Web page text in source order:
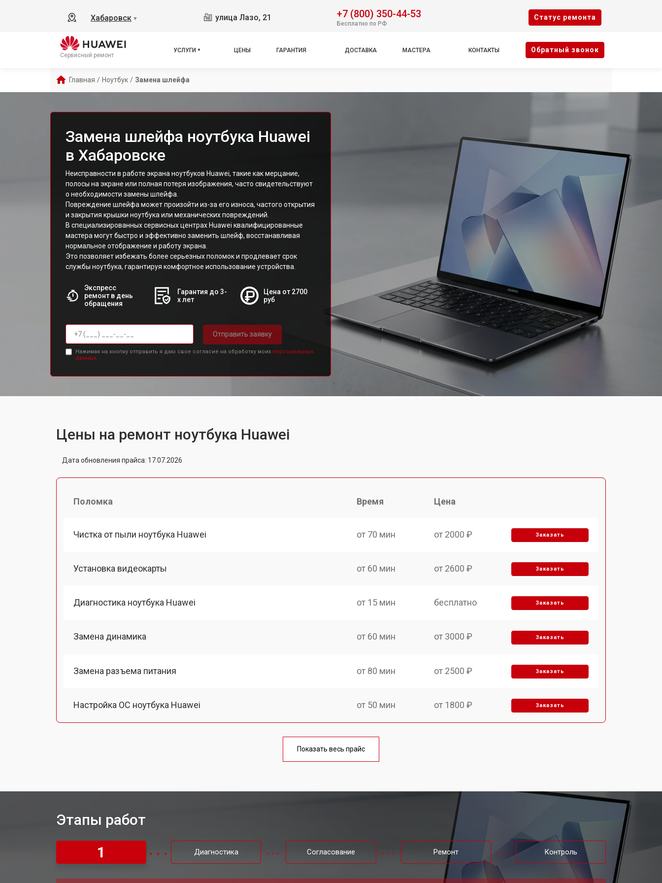
Хабаровск ▼ улица Лазо, 21 +7 (800) 350-44-53
Бесплатно по РФ
Cтатус ремонта
Сервисный ремонт
УСЛУГИ ЦЕНЫ ГАРАНТИЯ ДОСТАВКА МАСТЕРА КОНТАКТЫ Oбратный звонок
Главная / Ноутбук / Замена шлейфа
Замена шлейфа ноутбука Huawei
в Хабаровске
Неисправности в работе экрана ноутбуков Huawei, такие как мерцание,
полосы на экране или полная потеря изображения, часто свидетельствуют
о необходимости замены шлейфа.
Повреждение шлейфа может произойти из-за его износа, частого открытия
и закрытия крышки ноутбука или механических повреждений.
В специализированных сервисных центрах Huawei квалифицированные
мастера могут быстро и эффективно заменить шлейф, восстанавливая
нормальное отображение и работу экрана.
Это позволяет избежать более серьезных поломок и продлевает срок
службы ноутбука, гарантируя комфортное использование устройства.
Экспресс
ремонт в день
обращения
Гарантия до 3-
х лет
Цена от 2700
руб
Отправить заявку
Нажимая на кнопку отправить я даю свое согласие на обработку моих персональных
данных.
Цены на ремонт ноутбука Huawei
Дата обновления прайса: 17.07.2026
Поломка Время Цена
Чистка от пыли ноутбука Huawei от 70 мин от 2000 ₽ Заказать
Установка видеокарты от 60 мин от 2600 ₽ Заказать
Диагностика ноутбука Huawei от 15 мин бесплатно Заказать
Замена динамика от 60 мин от 3000 ₽ Заказать
Замена разъема питания от 80 мин от 2500 ₽ Заказать
Настройка ОС ноутбука Huawei от 50 мин от 1800 ₽ Заказать
от 100 мин
от 950 ₽
Ремонт мультиконтроллера от 80 мин от 2300 ₽ Заказать
от 3300 ₽
Показать весь прайс
Этапы работ
1
Диагностика Согласование Ремонт Контроль